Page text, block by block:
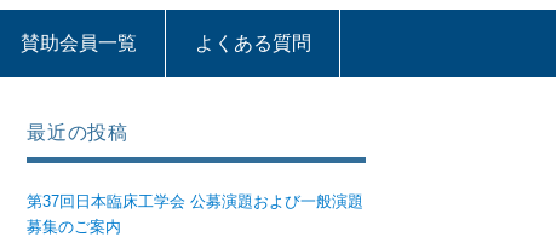
賛助会員一覧 よくある質問
最近の投稿
第37回日本臨床工学会 公募演題および一般演題
募集のご案内